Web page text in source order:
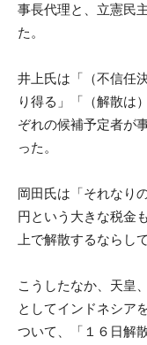
事長代理と、立憲民
た。
井上氏は「（不信任
り得る」「（解散は
ぞれの候補予定者が
った。
岡田氏は「それなり
円という大きな税金
上で解散するならし
こうしたなか、天皇
としてインドネシア
ついて、「１６日解